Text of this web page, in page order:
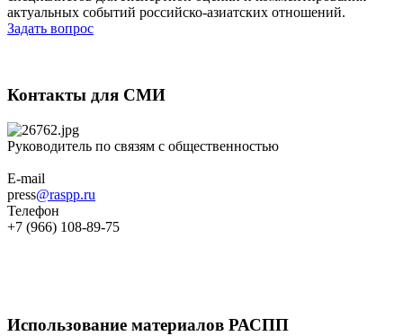
актуальных событий российско-азиатских отношений.
Задать вопрос
Контакты для СМИ
Руководитель по связям с общественностью
E-mail
press@raspp.ru
Телефон
+7 (966) 108-89-75
Использование материалов РАСПП